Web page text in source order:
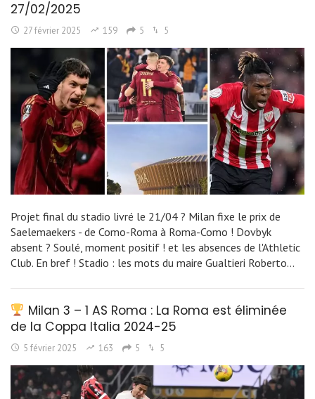
27/02/2025
27 février 2025 159 5 5
Projet final du stadio livré le 21/04 ? Milan fixe le prix de
Saelemaekers - de Como-Roma à Roma-Como ! Dovbyk
absent ? Soulé, moment positif ! et les absences de l'Athletic
Club. En bref ! Stadio : les mots du maire Gualtieri Roberto…
Milan 3 – 1 AS Roma : La Roma est éliminée
de la Coppa Italia 2024-25
5 février 2025 163 5 5